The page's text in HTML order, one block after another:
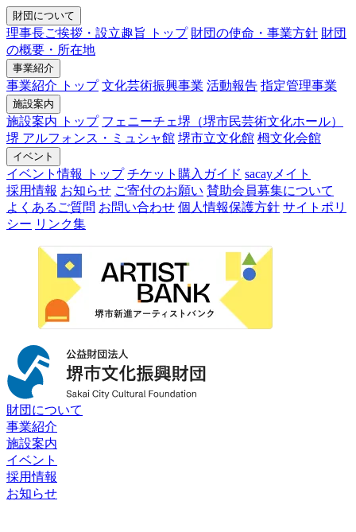
財団について
理事長ご挨拶・設立趣旨 トップ 財団の使命・事業方針 財団
の概要・所在地
事業紹介
事業紹介 トップ 文化芸術振興事業 活動報告 指定管理事業
施設案内
施設案内 トップ フェニーチェ堺（堺市民芸術文化ホール）
堺 アルフォンス・ミュシャ館 堺市立文化館 栂文化会館
イベント
イベント情報 トップ チケット購入ガイド sacayメイト
採用情報 お知らせ ご寄付のお願い 賛助会員募集について
よくあるご質問 お問い合わせ 個人情報保護方針 サイトポリ
シー リンク集
財団について
事業紹介
施設案内
イベント
採用情報
お知らせ